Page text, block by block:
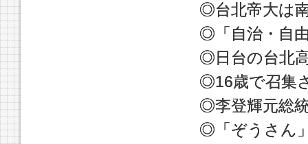
◎台北帝大は
◎「自治・自
◎日台の台北
◎16歳で召集
◎李登輝元総
◎「ぞうさん